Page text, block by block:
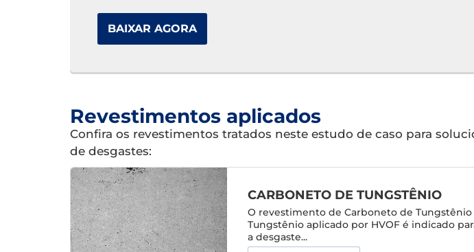
BAIXAR AGORA
Revestimentos aplicados
Confira os revestimentos tratados neste estudo de caso para
de desgastes:
CARBONETO DE TUNGSTÊNIO
O revestimento de Carboneto de Tungstênio
Tungstênio aplicado por HVOF é indicado
a desgaste...